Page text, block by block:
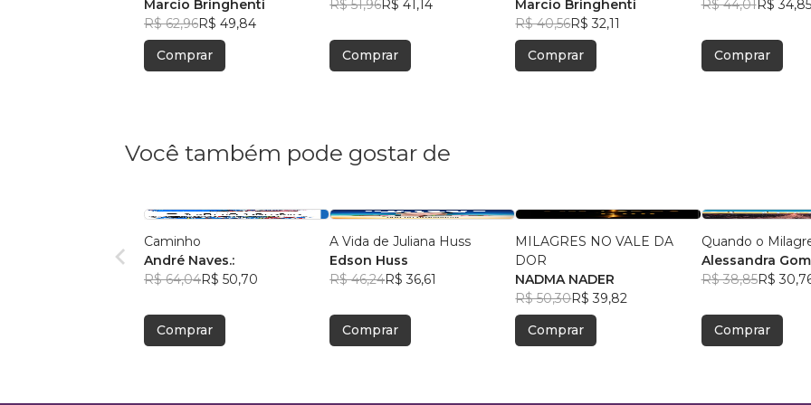
Bíblia"
Marcio Bringhenti
R$ 62,96R$ 49,84
Comprar
R$ 51,96R$ 41,14
Comprar
Marcio Bringhenti
R$ 40,56R$ 32,11
Comprar
R$ 44,01R$ 34,85
Comprar
Você também pode gostar de
Caminho
André Naves.:
R$ 64,04R$ 50,70
Comprar
A Vida de Juliana Huss
Edson Huss
R$ 46,24R$ 36,61
Comprar
MILAGRES NO VALE DA
DOR
NADMA NADER
R$ 50,30R$ 39,82
Comprar
Quando o
Alessandra
R$ 38,85R$
Comprar